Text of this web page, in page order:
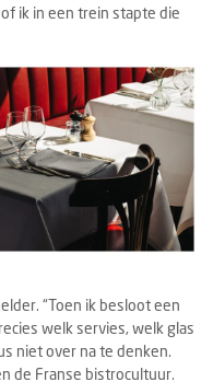
ik in een trein stapte die
“Toen ik besloot een
welk servies, welk glas
niet over na te denken.
de Franse bistrocultuur.